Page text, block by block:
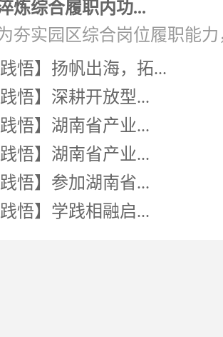
炼综合履职内功...
夯实园区综合岗位履职能力
践悟】扬帆出海，拓...
践悟】深耕开放型...
践悟】湖南省产业...
践悟】湖南省产业...
践悟】参加湖南省...
践悟】学践相融启...